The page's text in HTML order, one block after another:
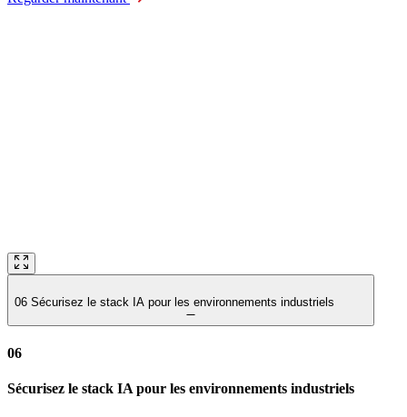
06 Sécurisez le stack IA pour les environnements industriels
06
Sécurisez le stack IA pour les environnements industriels